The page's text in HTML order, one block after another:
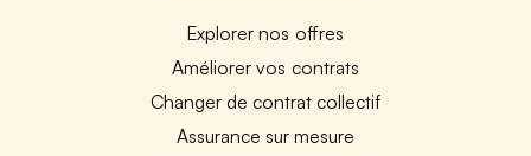
Explorer nos offres
Améliorer vos contrats
Changer de contrat collectif
Assurance sur mesure